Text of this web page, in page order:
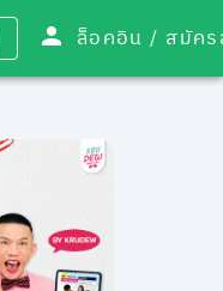
ล็อคอิน /